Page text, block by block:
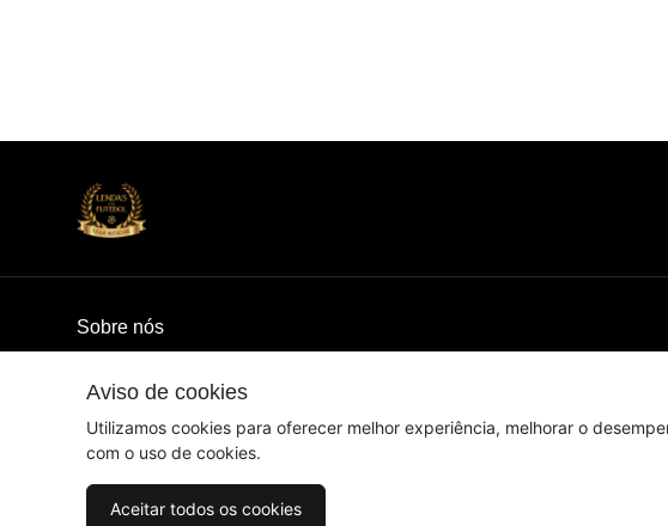
Aviso de cookies
Utilizamos cookies para oferecer melhor experiência, melhorar o
com o uso de cookies.
Aceitar todos os cookies
Sobre nós
Acompanhe-nos: